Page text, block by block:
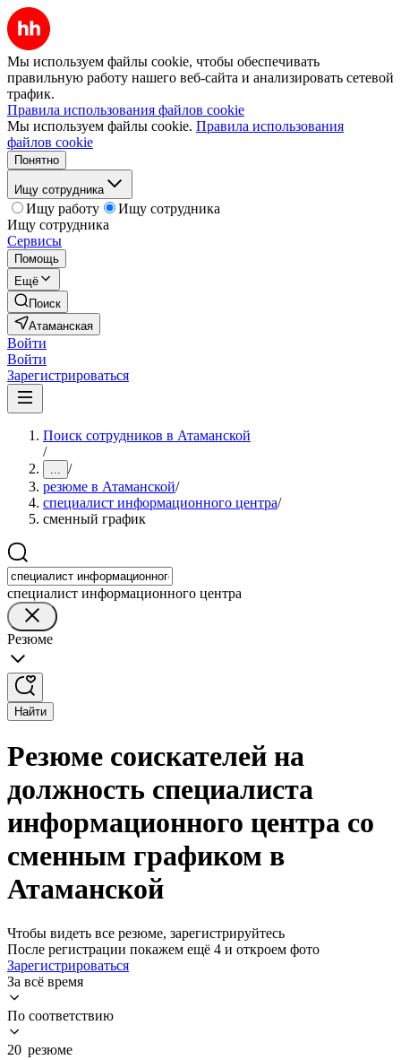
Мы используем файлы cookie, чтобы обеспечивать
правильную работу нашего веб-сайта и анализировать сетевой
трафик.
Правила использования файлов cookie
Мы используем файлы cookie. Правила использования
файлов cookie
Понятно
Ищу сотрудника
Ищу работу
Ищу сотрудника
Ищу сотрудника
Сервисы
Помощь
Ещё
Поиск
Атаманская
Войти
Войти
Зарегистрироваться
Поиск сотрудников в Атаманской
/
... /
резюме в Атаманской/
специалист информационного центра/
сменный график
специалист информационного центра
Резюме
Найти
Резюме соискателей на
должность специалиста
информационного центра со
сменным графиком в
Атаманской
Чтобы видеть все резюме, зарегистрируйтесь
После регистрации покажем ещё 4 и откроем фото
Зарегистрироваться
За всё время
По соответствию
20 резюме